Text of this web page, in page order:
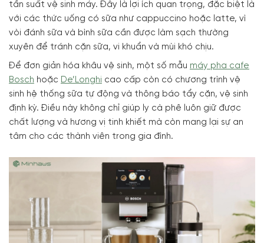
tần suất vệ sinh máy. Đây là lợi ích quan trọng, đặc biệt là
với các thức uống có sữa như cappuccino hoặc latte, vì
vòi đánh sữa và bình sữa cần được làm sạch thường
xuyên để tránh cặn sữa, vi khuẩn và mùi khó chịu.
Để đơn giản hóa khâu vệ sinh, một số mẫu máy pha cafe
Bosch hoặc De’Longhi cao cấp còn có chương trình vệ
sinh hệ thống sữa tự động và thông báo tẩy cặn, vệ sinh
định kỳ. Điều này không chỉ giúp ly cà phê luôn giữ được
chất lượng và hương vị tinh khiết mà còn mang lại sự an
tâm cho các thành viên trong gia đình.